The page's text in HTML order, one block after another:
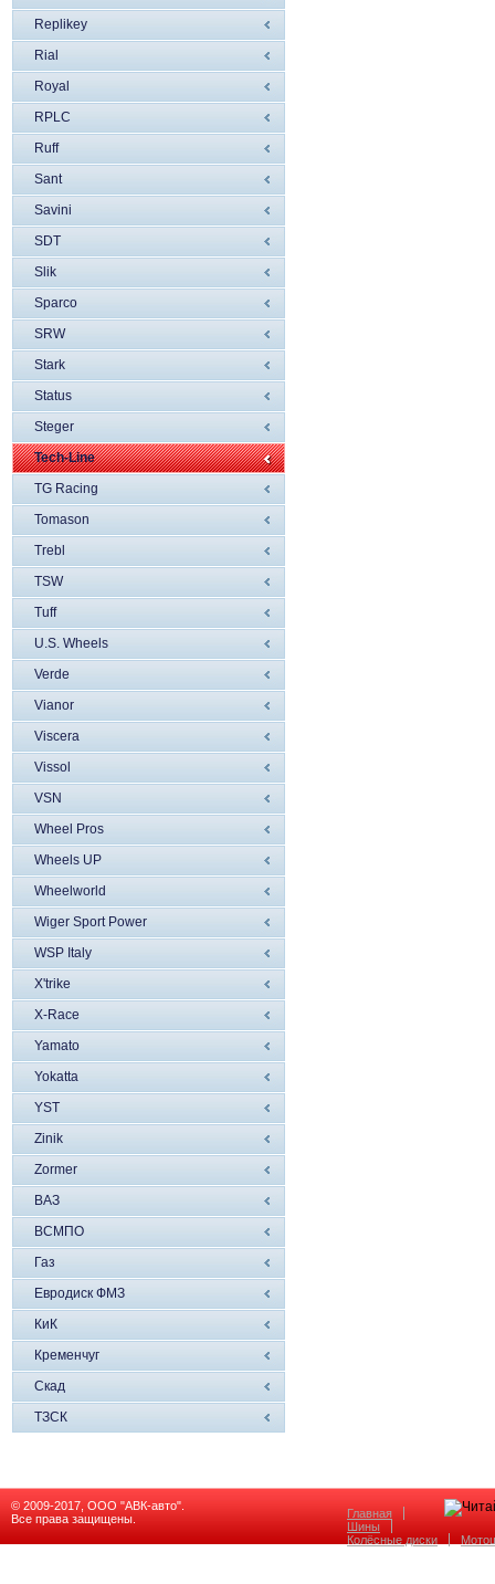
Replikey
Rial
Royal
RPLC
Ruff
Sant
Savini
SDT
Slik
Sparco
SRW
Stark
Status
Steger
Tech-Line
TG Racing
Tomason
Trebl
TSW
Tuff
U.S. Wheels
Verde
Vianor
Viscera
Vissol
VSN
Wheel Pros
Wheels UP
Wheelworld
Wiger Sport Power
WSP Italy
X'trike
X-Race
Yamato
Yokatta
YST
Zinik
Zormer
ВАЗ
ВСМПО
Газ
Евродиск ФМЗ
КиК
Кременчуг
Скад
ТЗСК
© 2009-2017, ООО "АВК-авто".
Все права защищены.
Главная
Шины
Колёсные диски